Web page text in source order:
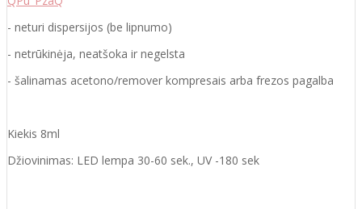
- neturi dispersijos (be lipnumo)
- netrūkinėja, neatšoka ir negelsta
- šalinamas acetono/remover kompresais arba frezos pagalba
Kiekis 8ml
Džiovinimas: LED lempa 30-60 sek., UV -180 sek